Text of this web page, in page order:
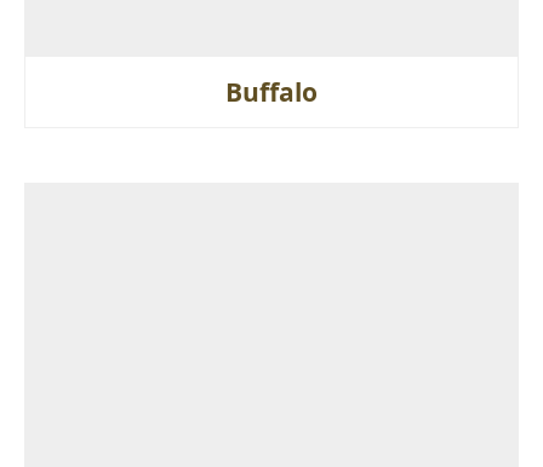
Buffalo